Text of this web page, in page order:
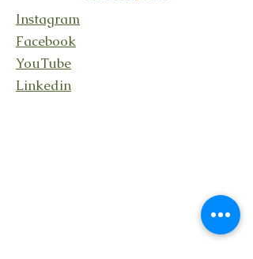
Instagram
Facebook
YouTube
Linkedin